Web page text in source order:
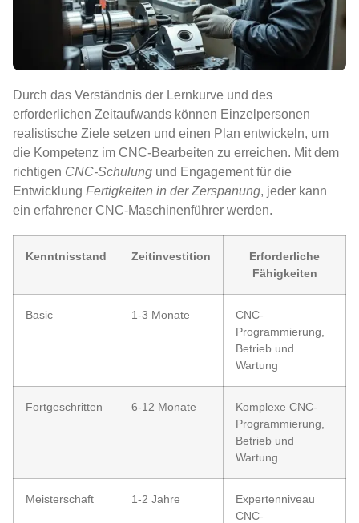
Durch das Verständnis der Lernkurve und des
erforderlichen Zeitaufwands können Einzelpersonen
realistische Ziele setzen und einen Plan entwickeln, um
die Kompetenz im CNC-Bearbeiten zu erreichen. Mit dem
richtigen CNC-Schulung und Engagement für die
Entwicklung Fertigkeiten in der Zerspanung, jeder kann
ein erfahrener CNC-Maschinenführer werden.
Kenntnisstand Zeitinvestition
Erforderliche
Fähigkeiten
Basic 1-3 Monate
CNC-
Programmierung,
Betrieb und
Wartung
Fortgeschritten 6-12 Monate
Komplexe CNC-
Programmierung,
Betrieb und
Wartung
Meisterschaft 1-2 Jahre
Expertenniveau
CNC-